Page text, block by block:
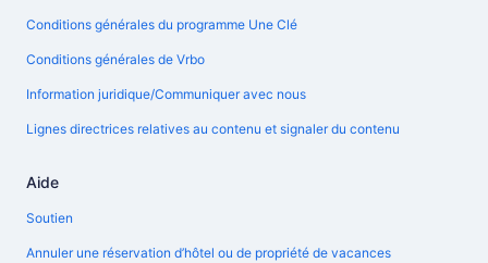
Conditions générales du programme Une Clé
Conditions générales de Vrbo
Information juridique/Communiquer avec nous
Lignes directrices relatives au contenu et signaler du contenu
Aide
Soutien
Annuler une réservation d’hôtel ou de propriété de vacances